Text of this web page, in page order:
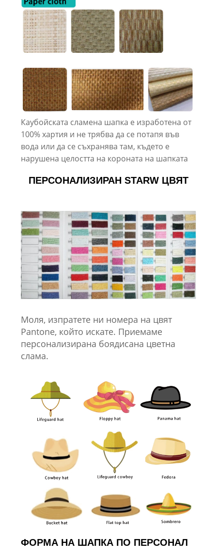
Каубойската сламена шапка е изработена от
100% хартия и не трябва да се потапя във
вода или да се съхранява там, където е
нарушена целостта на короната на шапката
ПЕРСОНАЛИЗИРАН STARW ЦВЯТ
Моля, изпратете ни номера на цвят
Pantone, който искате. Приемаме
персонализирана боядисана цветна
слама.
ФОРМА НА ШАПКА ПО ПЕРСОНАЛ